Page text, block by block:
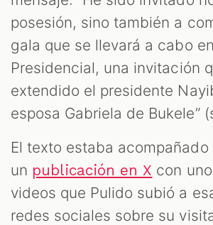
posesión, sino también a
gala que se llevará a cabo
Presidencial, una invitación
extendido el presidente
esposa Gabriela de Bukele”
El texto estaba
un publicación en X con
videos que Pulido subió a
redes sociales sobre su